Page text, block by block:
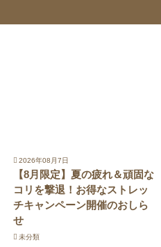
2026年08月7日
【8月限定】夏の疲れ＆頑固な
コリを撃退！お得なストレッ
チキャンペーン開催のおしら
せ
未分類